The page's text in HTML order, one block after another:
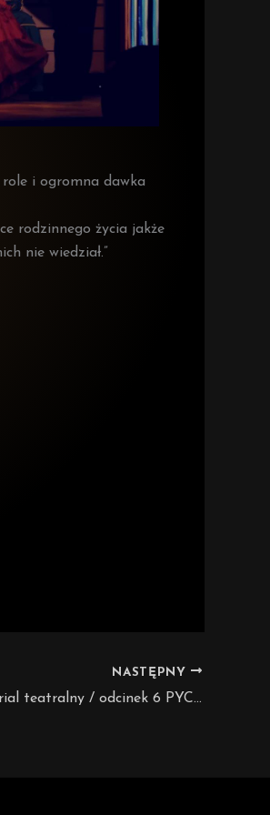
i ogromna dawka
rodzinnego życia jakże
nie wiedział.”
NASTĘPNY
SIEDEM grzechów głównych / serial teatralny / odcinek 6 PYCHA czyli Superbia